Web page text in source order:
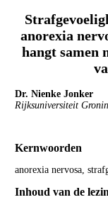
anorexia
hangt samen
Dr. Nienke Jonker
Rijksuniversiteit
Kernwoorden
anorexia nervosa,
Inhoud van de